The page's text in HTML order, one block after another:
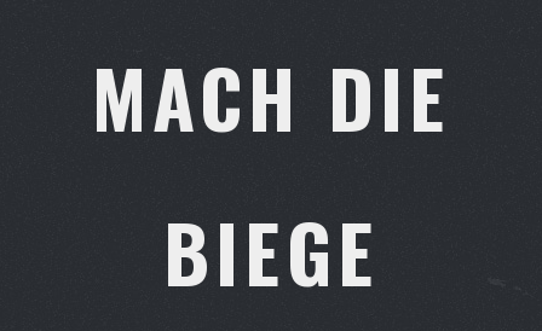
MACH DIE
BIEGE